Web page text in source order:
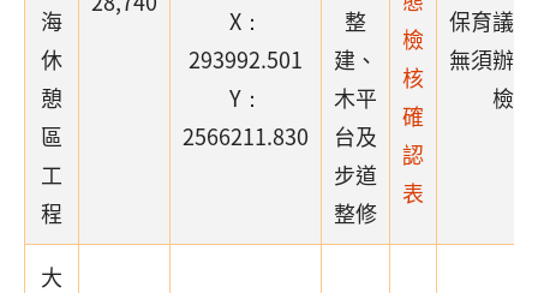
海
休
憩
區
工
程
X：
293992.501
Y：
2566211.830
整
建、
木平
台及
步道
整修
檢
核
確
認
表
保育議
無須辦
檢核
大